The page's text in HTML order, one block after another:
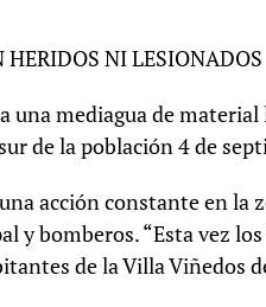
HERIDOS NI LESIONADOS
mediagua de material
de la población 4 de
acción constante en la
y bomberos. “Esta vez
de la Villa Viñedos